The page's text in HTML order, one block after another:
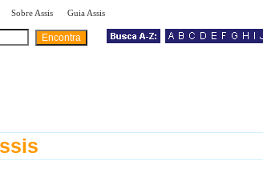
Sobre Assis Guia Assis